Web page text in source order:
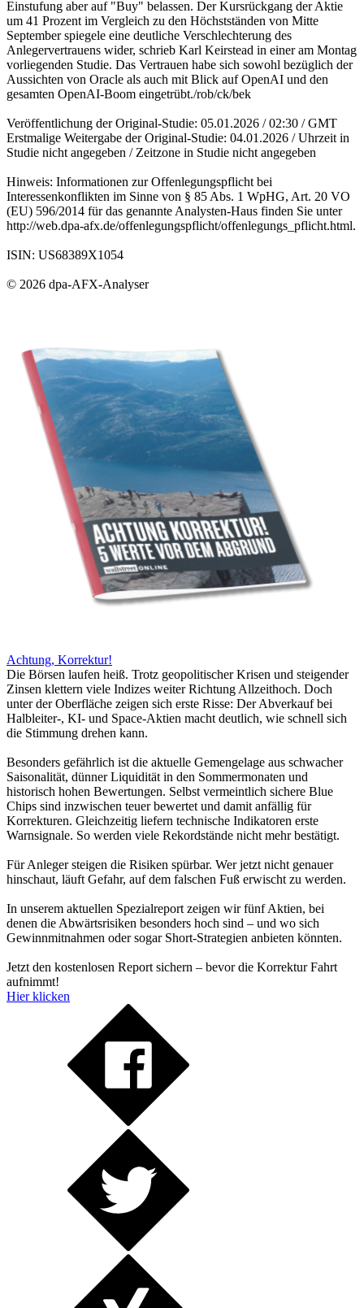
Einstufung aber auf "Buy" belassen. Der Kursrückgang der Aktie
um 41 Prozent im Vergleich zu den Höchstständen von Mitte
September spiegele eine deutliche Verschlechterung des
Anlegervertrauens wider, schrieb Karl Keirstead in einer am Montag
vorliegenden Studie. Das Vertrauen habe sich sowohl bezüglich der
Aussichten von Oracle als auch mit Blick auf OpenAI und den
gesamten OpenAI-Boom eingetrübt./rob/ck/bek
Veröffentlichung der Original-Studie: 05.01.2026 / 02:30 / GMT
Erstmalige Weitergabe der Original-Studie: 04.01.2026 / Uhrzeit in
Studie nicht angegeben / Zeitzone in Studie nicht angegeben
Hinweis: Informationen zur Offenlegungspflicht bei
Interessenkonflikten im Sinne von § 85 Abs. 1 WpHG, Art. 20 VO
(EU) 596/2014 für das genannte Analysten-Haus finden Sie unter
http://web.dpa-afx.de/offenlegungspflicht/offenlegungs_pflicht.html.
ISIN: US68389X1054
© 2026 dpa-AFX-Analyser
Achtung, Korrektur!
Die Börsen laufen heiß. Trotz geopolitischer Krisen und steigender
Zinsen klettern viele Indizes weiter Richtung Allzeithoch. Doch
unter der Oberfläche zeigen sich erste Risse: Der Abverkauf bei
Halbleiter-, KI- und Space-Aktien macht deutlich, wie schnell sich
die Stimmung drehen kann.
Besonders gefährlich ist die aktuelle Gemengelage aus schwacher
Saisonalität, dünner Liquidität in den Sommermonaten und
historisch hohen Bewertungen. Selbst vermeintlich sichere Blue
Chips sind inzwischen teuer bewertet und damit anfällig für
Korrekturen. Gleichzeitig liefern technische Indikatoren erste
Warnsignale. So werden viele Rekordstände nicht mehr bestätigt.
Für Anleger steigen die Risiken spürbar. Wer jetzt nicht genauer
hinschaut, läuft Gefahr, auf dem falschen Fuß erwischt zu werden.
In unserem aktuellen Spezialreport zeigen wir fünf Aktien, bei
denen die Abwärtsrisiken besonders hoch sind – und wo sich
Gewinnmitnahmen oder sogar Short-Strategien anbieten könnten.
Jetzt den kostenlosen Report sichern – bevor die Korrektur Fahrt
aufnimmt!
Hier klicken